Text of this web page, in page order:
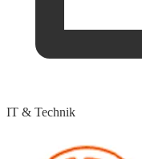
IT & Technik